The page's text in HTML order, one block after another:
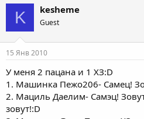
K kesheme
Guest
15 Янв 2010
У меня 2 пацана и 1 ХЗ:D
1. Машинка Пежо206- Самец!
2. Мациль Даелим- Самэц!
зовут!:D